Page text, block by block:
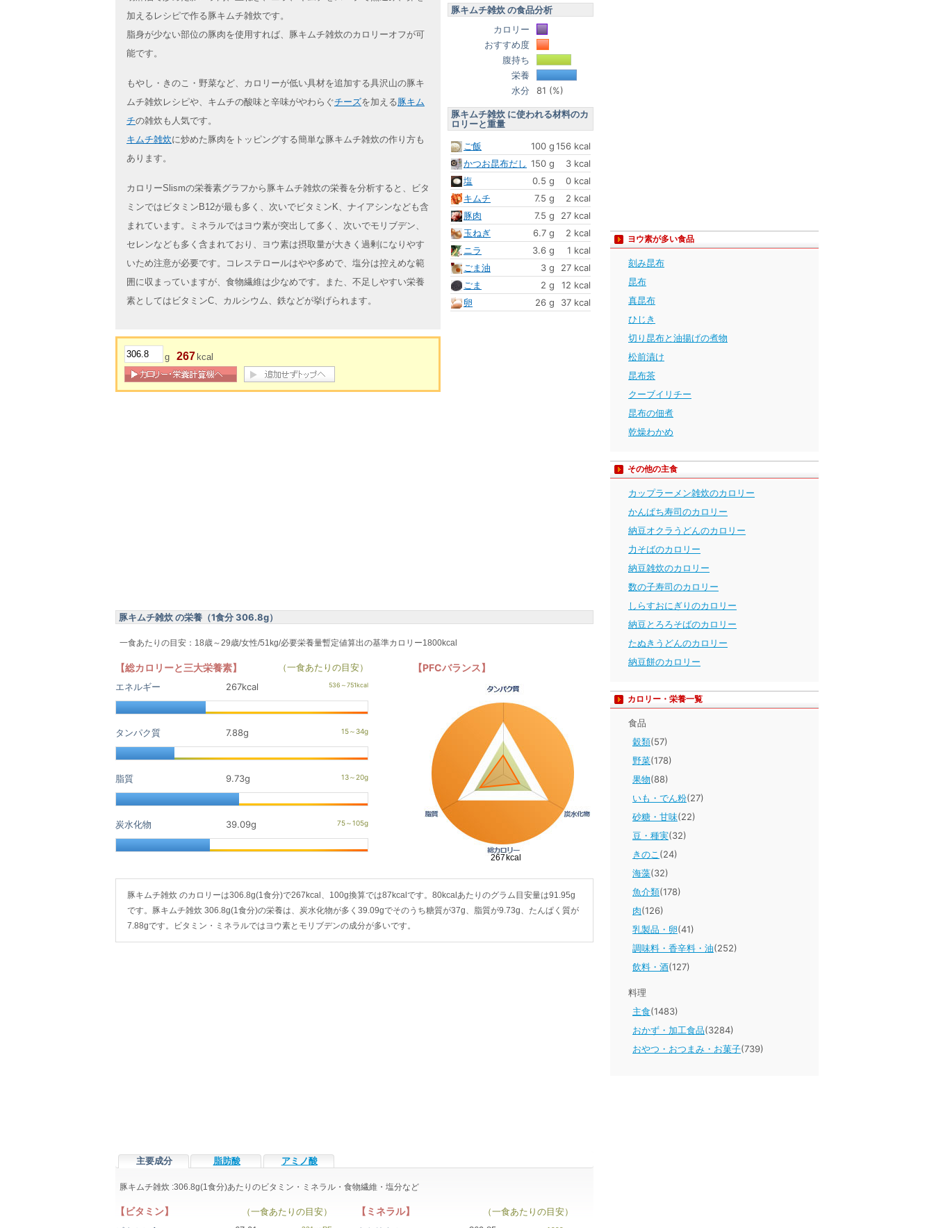
加えるレシピで作る豚キムチ雑炊です。
脂身が少ない部位の豚肉を使用すれば、豚キムチ雑炊のカロリーオフが可
能です。
もやし・きのこ・野菜など、カロリーが低い具材を追加する具沢山の豚キ
ムチ雑炊レシピや、キムチの酸味と辛味がやわらぐチーズを加える豚キム
チの雑炊も人気です。
キムチ雑炊に炒めた豚肉をトッピングする簡単な豚キムチ雑炊の作り方も
あります。
カロリーSlismの栄養素グラフから豚キムチ雑炊の栄養を分析すると、ビタ
ミンではビタミンB12が最も多く、次いでビタミンK、ナイアシンなども含
まれています。ミネラルではヨウ素が突出して多く、次いでモリブデン、
セレンなども多く含まれており、ヨウ素は摂取量が大きく過剰になりやす
いため注意が必要です。コレステロールはやや多めで、塩分は控えめな範
囲に収まっていますが、食物繊維は少なめです。また、不足しやすい栄養
素としてはビタミンC、カルシウム、鉄などが挙げられます。
g 267 kcal
豚キムチ雑炊 の食品分析
カロリー
おすすめ度
腹持ち
栄養
水分
81 (%)
豚キムチ雑炊 に使われる材料のカ
ロリーと重量
ご飯
100 g156 kcal
かつお昆布だし 150 g
3 kcal
塩
0.5 g
0 kcal
キムチ
7.5 g
2 kcal
豚肉
7.5 g
27 kcal
玉ねぎ
6.7 g
2 kcal
ニラ
3.6 g
1 kcal
ごま油
3 g
27 kcal
ごま
2 g
12 kcal
卵
26 g 37 kcal
豚キムチ雑炊 の栄養（1食分 306.8g）
一食あたりの目安：18歳～29歳/女性/51kg/必要栄養量暫定値算出の基準カロリー1800kcal
【総カロリーと三大栄養素】
（一食あたりの目安）
エネルギー
267kcal
タンパク質 7.88g
脂質 9.73g
炭水化物 39.09g
【PFCバランス】
豚キムチ雑炊 のカロリーは306.8g(1食分)で267kcal、100g換算では87kcalです。80kcalあたりのグラム目安量は91.95g
です。豚キムチ雑炊 306.8g(1食分)の栄養は、炭水化物が多く39.09gでそのうち糖質が37g、脂質が9.73g、たんぱく質が
7.88gです。ビタミン・ミネラルではヨウ素とモリブデンの成分が多いです。
主要成分 脂肪酸 アミノ酸
豚キムチ雑炊 :306.8g(1食分)あたりのビタミン・ミネラル・食物繊維・塩分など
【ビタミン】
（一食あたりの目安）
【ミネラル】
（一食あたりの目安）
ヨウ素が多い食品
刻み昆布
昆布
真昆布
ひじき
切り昆布と油揚げの煮物
松前漬け
昆布茶
クーブイリチー
昆布の佃煮
乾燥わかめ
その他の主食
カップラーメン雑炊のカロリー
かんぱち寿司のカロリー
納豆オクラうどんのカロリー
力そばのカロリー
納豆雑炊のカロリー
数の子寿司のカロリー
しらすおにぎりのカロリー
納豆とろろそばのカロリー
たぬきうどんのカロリー
納豆餅のカロリー
カロリー・栄養一覧
食品
穀類(57)
野菜(178)
果物(88)
いも・でん粉(27)
砂糖・甘味(22)
豆・種実(32)
きのこ (24)
海藻(32)
魚介類(178)
肉(126)
乳製品・卵(41)
調味料・香辛料・油(252)
飲料・酒(127)
料理
主食(1483)
おかず・加工食品(3284)
おやつ・おつまみ・お菓子(739)